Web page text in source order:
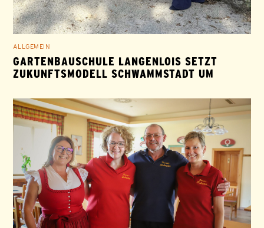
ALLGEMEIN
GARTENBAUSCHULE LANGENLOIS SETZT
ZUKUNFTSMODELL SCHWAMMSTADT UM